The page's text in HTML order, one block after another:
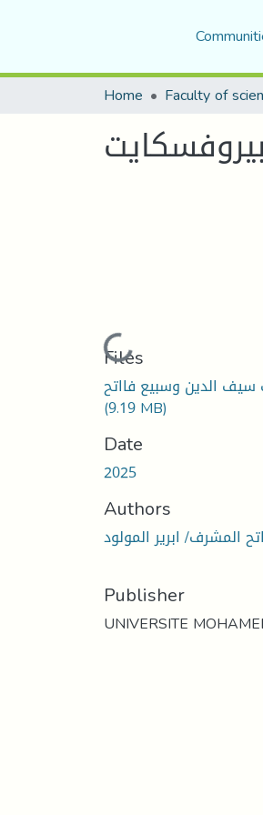
Home Faculty of
Loading...
Files
(9.19 MB)
Date
2025
Authors
المشرف/ ابرير المولود
Publisher
UNIVERSITE